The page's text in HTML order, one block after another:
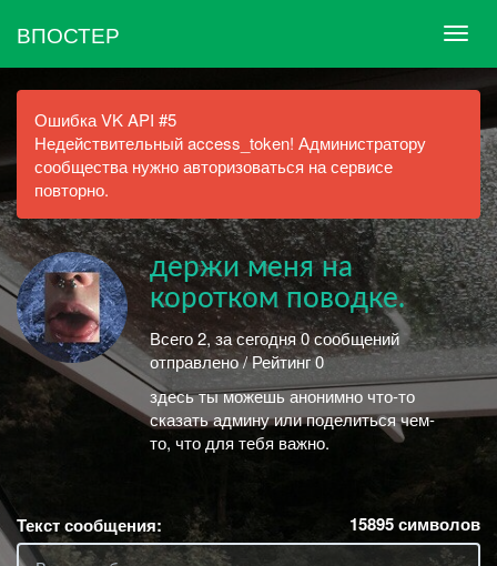
ВПОСТЕР
Ошибка VK API #5
Недействительный access_token! Администратору
сообщества нужно авторизоваться на сервисе
повторно.
держи меня на
коротком поводке.
Всего 2, за сегодня 0 сообщений
отправлено / Рейтинг 0
здесь ты можешь анонимно что-то
сказать админу или поделиться чем-
то, что для тебя важно.
Текст сообщения: 15895символов